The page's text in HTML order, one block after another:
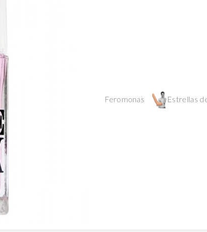
Feromonas Estrellas